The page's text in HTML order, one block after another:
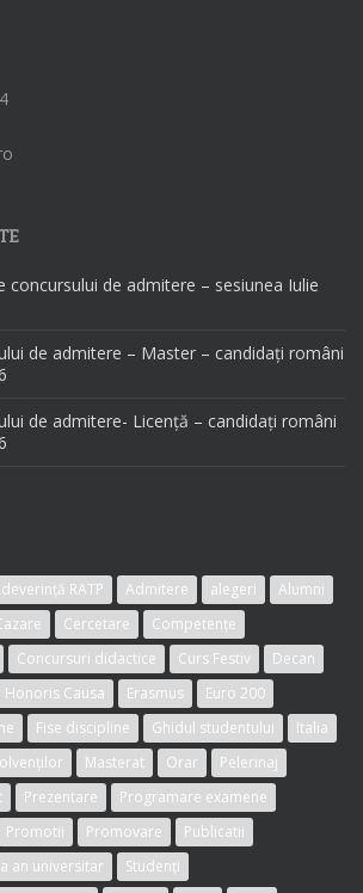
concursului de admitere – sesiunea Iulie
de admitere – Master – candidați români
de admitere- Licență – candidați români
RATP Admitere alegeri
Alumni
Cercetare
Competențe
Concursuri didactice Curs Festiv
Decan
Causa Erasmus
Euro 200
Fise discipline Ghidul studentului
Italia
Masterat Orar
Pelerinaj
Prezentare
Programare examene
Promotii Promovare
Publicatii
an universitar
Studenți